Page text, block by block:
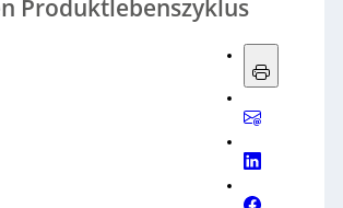
Produktlebenszyklus